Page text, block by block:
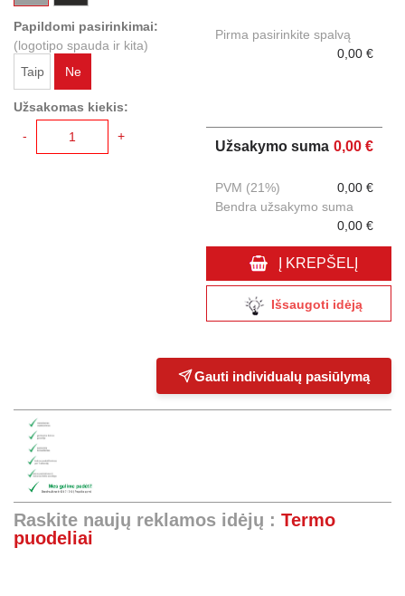
Papildomi pasirinkimai:
(logotipo spauda ir kita)
Taip
Ne
Užsakomas kiekis:
-
+
Pirma pasirinkite spalvą
0,00 €
Užsakymo suma 0,00 €
PVM (21%)
0,00 €
Bendra užsakymo suma
0,00 €
Į KREPŠELĮ
Išsaugoti idėją
Gauti individualų pasiūlymą
Raskite naujų reklamos idėjų : Termo
puodeliai